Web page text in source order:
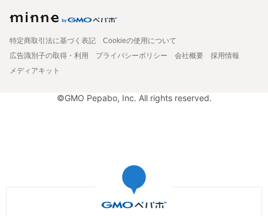
特定商取引法に基づく表記
Cookieの使用について
広告識別子の取得・利用
プライバシーポリシー 会社概要
採用情報
メディアキット
©GMO Pepabo, Inc. All rights reserved.